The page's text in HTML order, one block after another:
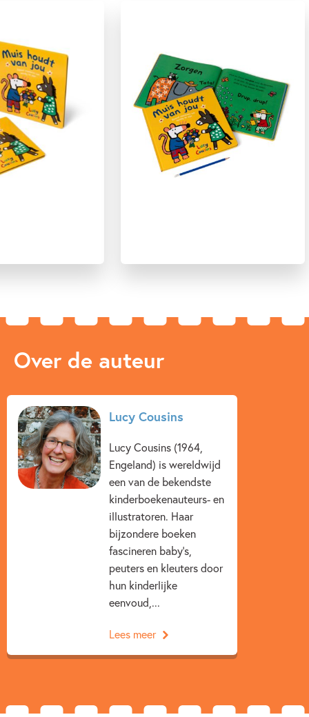
Spelen & leren
Vriendschap
Zelfvertrouwen & weerbaarheid
Lucy Cousins
Over de auteur
Lucy Cousins
Lucy Cousins (1964,
Engeland) is wereldwijd
een van de bekendste
kinderboekenauteurs- en
illustratoren. Haar
bijzondere boeken
fascineren baby’s,
peuters en kleuters door
hun kinderlijke
eenvoud,...
Lees meer